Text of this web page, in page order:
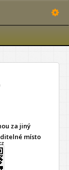
za jiný
místo